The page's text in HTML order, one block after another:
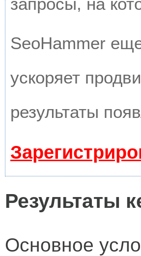
SeoHammer
ускоряет
результаты
Результаты
Основное